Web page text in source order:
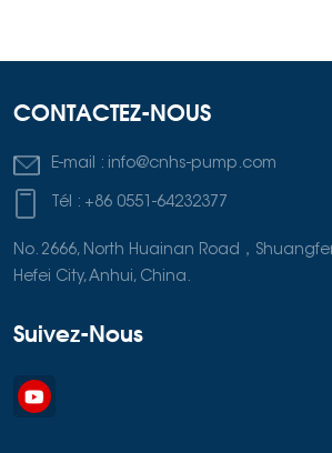
CONTACTEZ-NOUS
E-mail : info@cnhs-pump.com
Tél : +86 0551-64232377
No. 2666, North Huainan Road，
Hefei City, Anhui, China.
Suivez-Nous